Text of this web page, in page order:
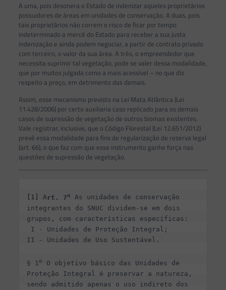
A uma, pois desonera o Estado de indenizar aqueles proprietários
possuidores de áreas em unidades de conservação. A duas, pois
tais proprietários não correm o risco de ficar por tempo
indeterminado a mercê do Estado para receber a sua justa
indenização e ainda podem negociar, a partir de contrato privado
com terceiro, o valor da sua área. A três, o empreendedor que
necessita suprimir tal vegetação, pode se valer dessa modalidade,
que por muitos julgada como a mais acessível – no que diz
respeito a preço, em detrimento das demais.
Assim, esse mecanismo previsto na Lei Mata Atlântica (Lei
11.428/2006) por certo auxiliaria caso replicado para os demais
casos de supressão de vegetação de outros biomas existentes.
Vale registrar, inclusive, que o Código Florestal (Lei 12.651/2012)
prevê essa modalidade para fins de regularização de reserva legal
(art. 66), o que faz com que esse instrumento ganhe força nas
questões de supressão de vegetação.
[1] Art. 7o
As unidades de conservação
integrantes do SNUC dividem-se em dois
grupos, com características específicas:
I - Unidades de Proteção Integral;
II - Unidades de Uso Sustentável.
§ 1 o
O objetivo básico das Unidades de
Proteção Integral é preservar a natureza,
sendo admitido apenas o uso indireto dos